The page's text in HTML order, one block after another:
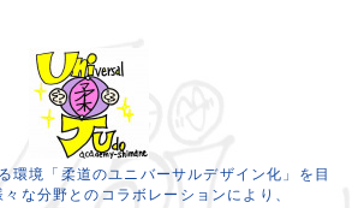
環境「柔道のユニバーサルデザイン化」を目
な分野とのコラボレーションにより、